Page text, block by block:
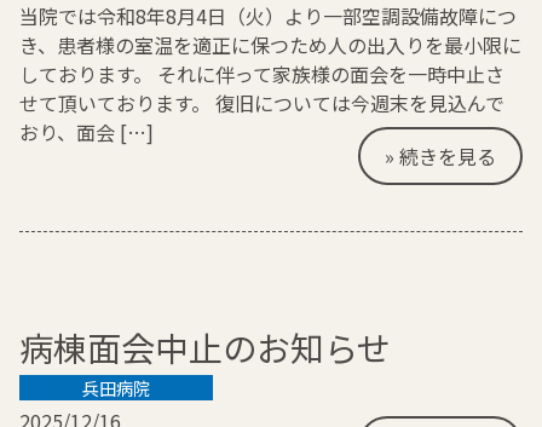
当院では令和8年8月4日（火）より一部空調設備故障につ
き、患者様の室温を適正に保つため人の出入りを最小限に
しております。 それに伴って家族様の面会を一時中止さ
せて頂いております。 復旧については今週末を見込んで
おり、面会 […]
» 続きを見る
病棟面会中止のお知らせ
兵田病院
2025/12/16